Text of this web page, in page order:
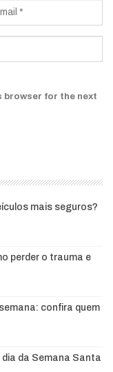
browser for the next
mais seguros?
perder o trauma e
confira quem
da Semana Santa